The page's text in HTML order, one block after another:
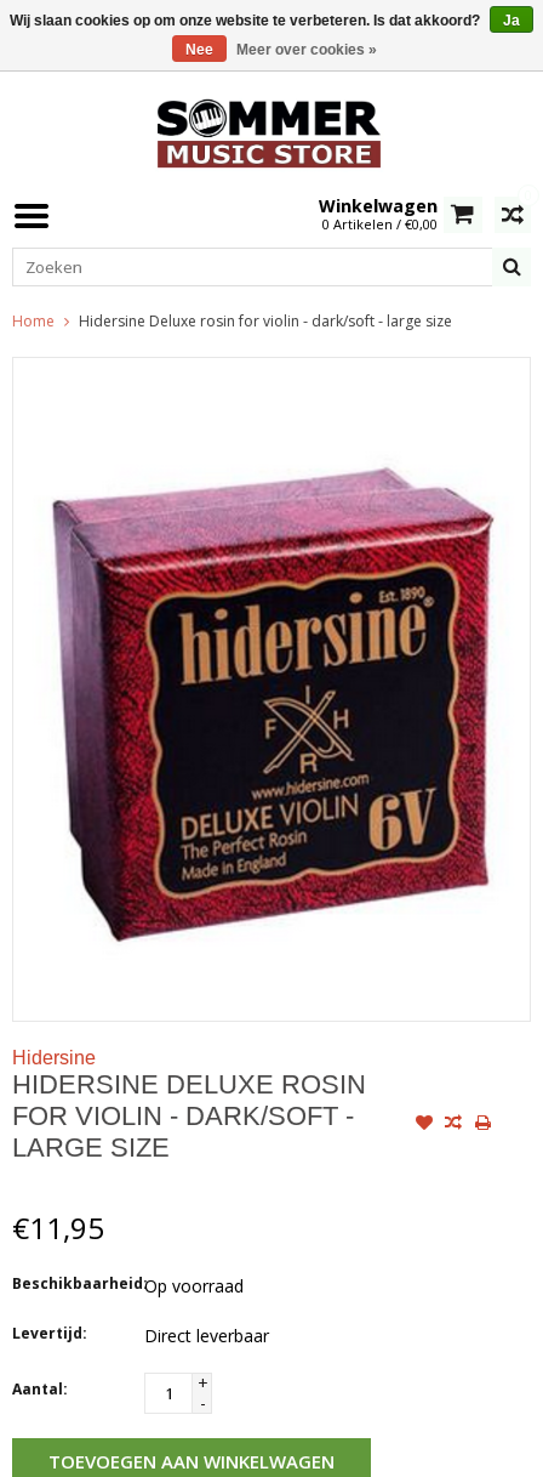
Winkelwagen
0 Artikelen / €0,00
Home Hidersine Deluxe rosin for violin - dark/soft - large size
Hidersine
HIDERSINE DELUXE ROSIN
FOR VIOLIN - DARK/SOFT -
LARGE SIZE
€11,95
Beschikbaarheid:Op voorraad
Levertijd: Direct leverbaar
Aantal:
+
-
TOEVOEGEN AAN WINKELWAGEN
Wij slaan cookies op om onze website te verbeteren. Is dat akkoord?
Ja
Nee
Meer over cookies »